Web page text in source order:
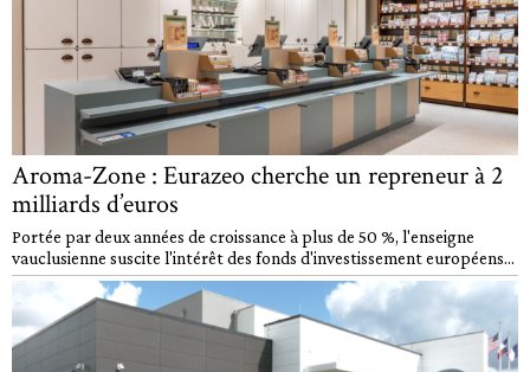
Aroma-Zone : Eurazeo cherche un repreneur à 2
milliards d’euros
Portée par deux années de croissance à plus de 50 %, l'enseigne
vauclusienne suscite l'intérêt des fonds d'investissement européens...